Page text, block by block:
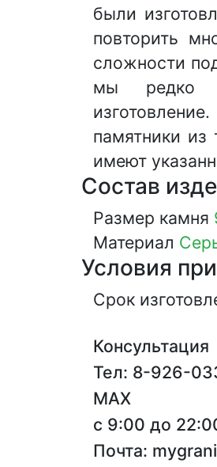
были
повторить
сложности
мы редко
памятники
имеют
Состав
Размер камня
Материал
Условия
Срок
Консультация
Тел: 8-926-
MAX
с 9:00 до
Почта: